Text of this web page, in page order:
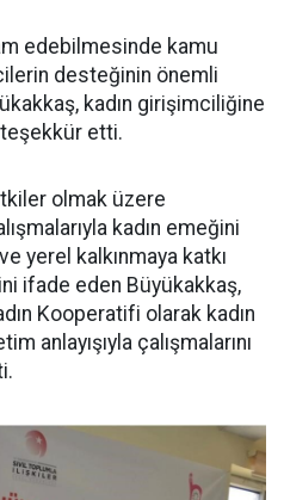
edebilmesinde kamu
desteğinin önemli
kadın girişimciliğine
teşekkür etti.
olmak üzere
kadın emeğini
yerel kalkınmaya katkı
ifade eden Büyükakkaş,
Kooperatifi olarak kadın
anlayışıyla çalışmalarını